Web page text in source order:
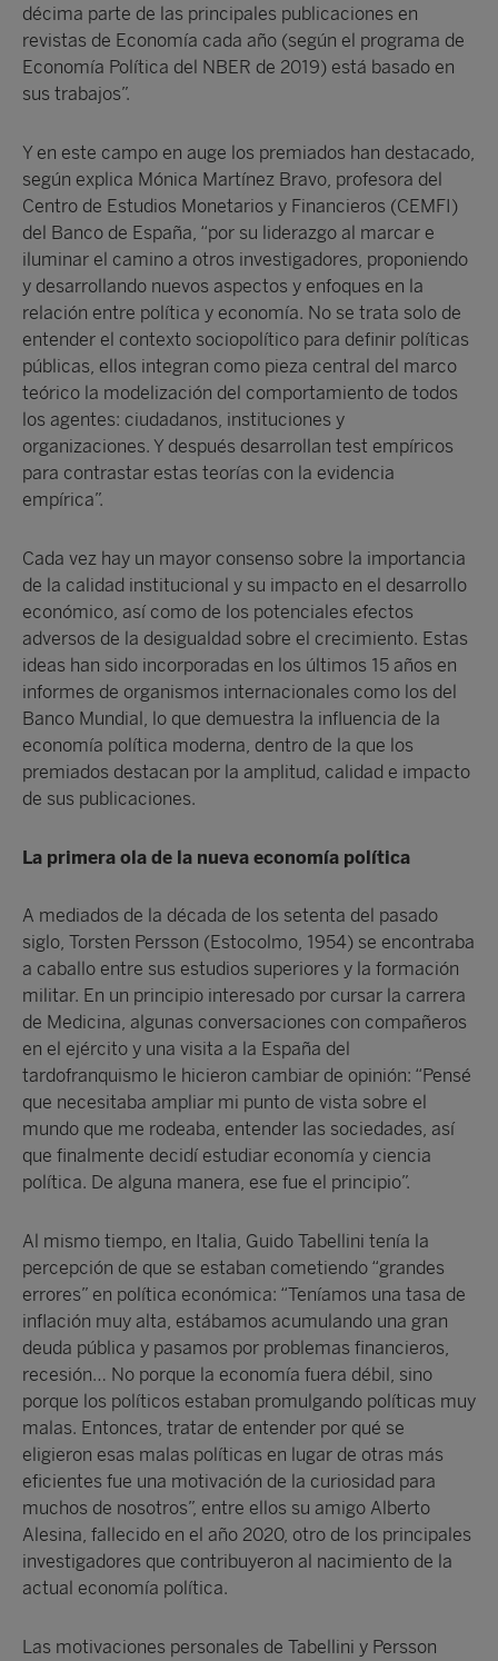
décima parte de las principales publicaciones en
revistas de Economía cada año (según el programa de
Economía Política del NBER de 2019) está basado en
sus trabajos”.
Y en este campo en auge los premiados han destacado,
según explica Mónica Martínez Bravo, profesora del
Centro de Estudios Monetarios y Financieros (CEMFI)
del Banco de España, “por su liderazgo al marcar e
iluminar el camino a otros investigadores, proponiendo
y desarrollando nuevos aspectos y enfoques en la
relación entre política y economía. No se trata solo de
entender el contexto sociopolítico para definir políticas
públicas, ellos integran como pieza central del marco
teórico la modelización del comportamiento de todos
los agentes: ciudadanos, instituciones y
organizaciones. Y después desarrollan test empíricos
para contrastar estas teorías con la evidencia
empírica”.
Cada vez hay un mayor consenso sobre la importancia
de la calidad institucional y su impacto en el desarrollo
económico, así como de los potenciales efectos
adversos de la desigualdad sobre el crecimiento. Estas
ideas han sido incorporadas en los últimos 15 años en
informes de organismos internacionales como los del
Banco Mundial, lo que demuestra la influencia de la
economía política moderna, dentro de la que los
premiados destacan por la amplitud, calidad e impacto
de sus publicaciones.
La primera ola de la nueva economía política
A mediados de la década de los setenta del pasado
siglo, Torsten Persson (Estocolmo, 1954) se encontraba
a caballo entre sus estudios superiores y la formación
militar. En un principio interesado por cursar la carrera
de Medicina, algunas conversaciones con compañeros
en el ejército y una visita a la España del
tardofranquismo le hicieron cambiar de opinión: “Pensé
que necesitaba ampliar mi punto de vista sobre el
mundo que me rodeaba, entender las sociedades, así
que finalmente decidí estudiar economía y ciencia
política. De alguna manera, ese fue el principio”.
Al mismo tiempo, en Italia, Guido Tabellini tenía la
percepción de que se estaban cometiendo “grandes
errores” en política económica: “Teníamos una tasa de
inflación muy alta, estábamos acumulando una gran
deuda pública y pasamos por problemas financieros,
recesión… No porque la economía fuera débil, sino
porque los políticos estaban promulgando políticas muy
malas. Entonces, tratar de entender por qué se
eligieron esas malas políticas en lugar de otras más
eficientes fue una motivación de la curiosidad para
muchos de nosotros”, entre ellos su amigo Alberto
Alesina, fallecido en el año 2020, otro de los principales
investigadores que contribuyeron al nacimiento de la
actual economía política.
Las motivaciones personales de Tabellini y Persson